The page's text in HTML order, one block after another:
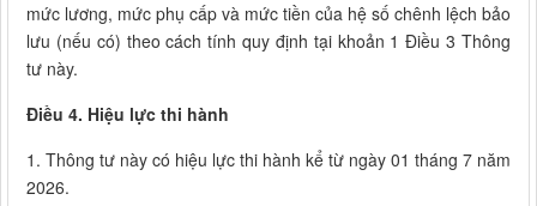
mức lương, mức phụ cấp và mức tiền của hệ số chênh lệch bảo
lưu (nếu có) theo cách tính quy định tại khoản 1 Điều 3 Thông
tư này.
Điều 4. Hiệu lực thi hành
1. Thông tư này có hiệu lực thi hành kể từ ngày 01 tháng 7 năm
2026.